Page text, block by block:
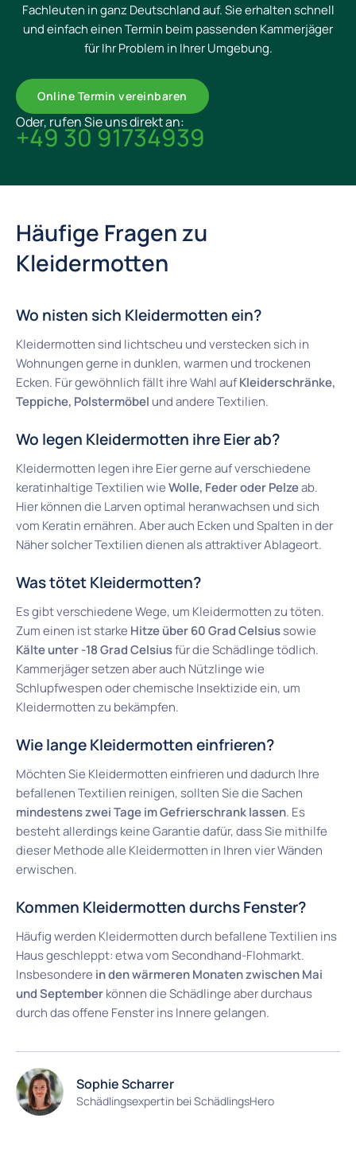
Fachleuten in ganz Deutschland auf. Sie erhalten schnell
und einfach einen Termin beim passenden Kammerjäger
für Ihr Problem in Ihrer Umgebung.
Online Termin vereinbaren
Oder, rufen Sie uns direkt an:
+49 30 91734939
Häufige Fragen zu
Kleidermotten
Wo nisten sich Kleidermotten ein?
Kleidermotten sind lichtscheu und verstecken sich in
Wohnungen gerne in dunklen, warmen und trockenen
Ecken. Für gewöhnlich fällt ihre Wahl aufKleiderschränke,
Teppiche, Polstermöbel und andere Textilien.
Wo legen Kleidermotten ihre Eier ab?
Kleidermotten legen ihre Eier gerne auf verschiedene
keratinhaltige Textilien wieWolle, Feder oder Pelzeab.
Hier können die Larven optimal heranwachsen und sich
vom Keratin ernähren. Aber auch Ecken und Spalten in der
Näher solcher Textilien dienen als attraktiver Ablageort.
Was tötet Kleidermotten?
Es gibt verschiedene Wege, um Kleidermotten zu töten.
Zum einen ist starke Hitze über 60 Grad Celsiussowie
Kälte unter -18 Grad Celsiusfür die Schädlinge tödlich.
Kammerjäger setzen aber auch Nützlinge wie
Schlupfwespen oder chemische Insektizide ein, um
Kleidermotten zu bekämpfen.
Wie lange Kleidermotten einfrieren?
Möchten Sie Kleidermotten einfrieren und dadurch Ihre
befallenen Textilien reinigen, sollten Sie die Sachen
mindestens zwei Tage im Gefrierschrank lassen. Es
besteht allerdings keine Garantie dafür, dass Sie mithilfe
dieser Methode alle Kleidermotten in Ihren vier Wänden
erwischen.
Kommen Kleidermotten durchs Fenster?
Häufig werden Kleidermotten durch befallene Textilien ins
Haus geschleppt: etwa vom Secondhand-Flohmarkt.
Insbesondere in den wärmeren Monaten zwischen Mai
und Septemberkönnen die Schädlinge aber durchaus
durch das offene Fenster ins Innere gelangen.
Sophie Scharrer
Schädlingsexpertin bei SchädlingsHero